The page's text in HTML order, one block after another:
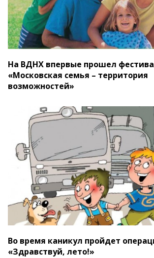
На ВДНХ впервые прошел
«Московская семья – территория
возможностей»
Во время каникул пройдет
«Здравствуй, лето!»